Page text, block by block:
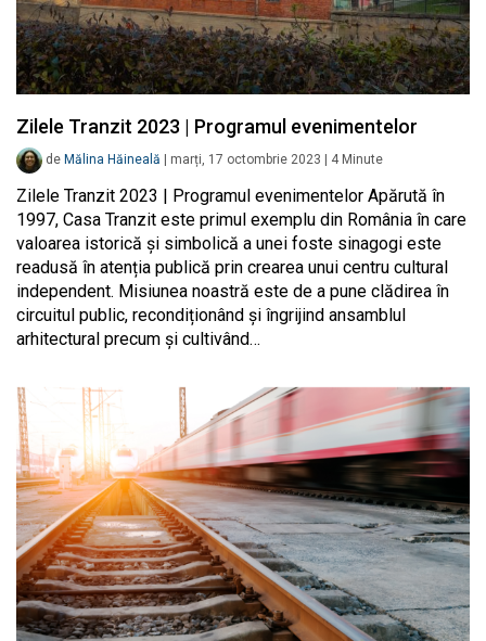
Zilele Tranzit 2023 | Programul evenimentelor
de Mălina Hăineală marți, 17 octombrie 2023 4 Minute
Zilele Tranzit 2023 | Programul evenimentelor Apărută în
1997, Casa Tranzit este primul exemplu din România în care
valoarea istorică și simbolică a unei foste sinagogi este
readusă în atenția publică prin crearea unui centru cultural
independent. Misiunea noastră este de a pune clădirea în
circuitul public, recondiționând și îngrijind ansamblul
arhitectural precum și cultivând…